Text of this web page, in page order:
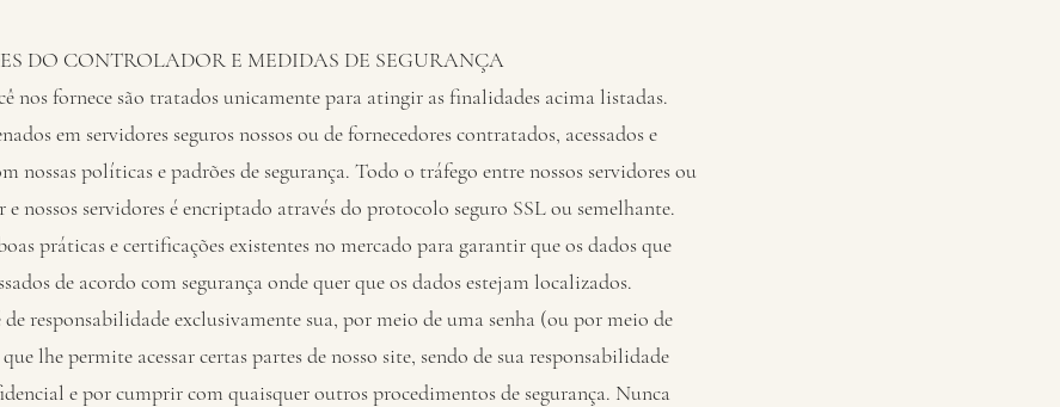
DO CONTROLADOR E MEDIDAS DE SEGURANÇA
nos fornece são tratados unicamente para atingir as finalidades acima listadas.
em servidores seguros nossos ou de fornecedores contratados, acessados e
nossas políticas e padrões de segurança. Todo o tráfego entre nossos servidores ou
nossos servidores é encriptado através do protocolo seguro SSL ou semelhante.
práticas e certificações existentes no mercado para garantir que os dados que
de acordo com segurança onde quer que os dados estejam localizados.
de responsabilidade exclusivamente sua, por meio de uma senha (ou por meio de
lhe permite acessar certas partes de nosso site, sendo de sua responsabilidade
e por cumprir com quaisquer outros procedimentos de segurança. Nunca